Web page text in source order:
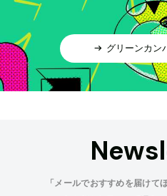
グリーンカン
「メールでおすすめを届けて